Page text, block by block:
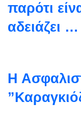
παρότι
αδειάζει …
Η